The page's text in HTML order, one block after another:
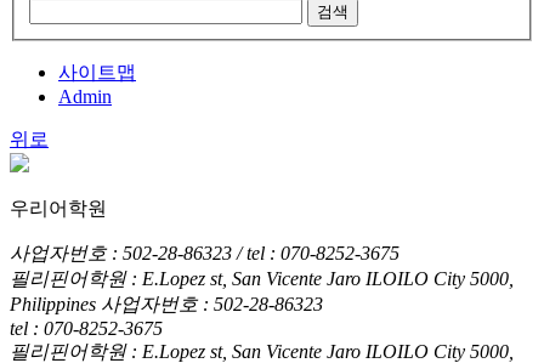
검색
사이트맵
Admin
위로
우리어학원
사업자번호 : 502-28-86323 / tel : 070-8252-3675
필리핀어학원 : E.Lopez st, San Vicente Jaro ILOILO City 5000,
Philippines 사업자번호 : 502-28-86323
tel : 070-8252-3675
필리핀어학원 : E.Lopez st, San Vicente Jaro ILOILO City 5000,